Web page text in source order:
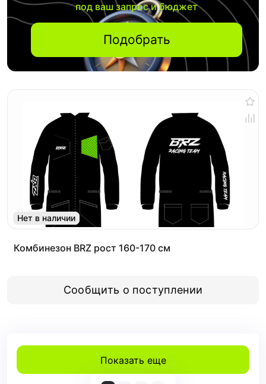
под ваш запрос и бюджет
Подобрать
Нет в наличии
Комбинезон BRZ рост 160-170 см
Сообщить о поступлении
Показать еще